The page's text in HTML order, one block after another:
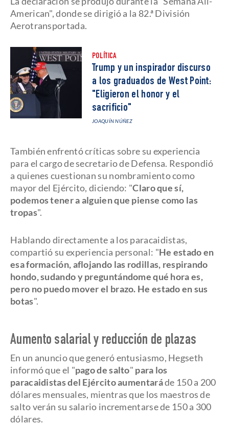
American", donde se dirigió a la 82.ª División
Aerotransportada.
POLÍTICA
Trump y un inspirador discurso
a los graduados de West Point:
"Eligieron el honor y el
sacrificio"
JOAQUÍN NÚÑEZ
También enfrentó críticas sobre su experiencia
para el cargo de secretario de Defensa. Respondió
a quienes cuestionan su nombramiento como
mayor del Ejército, diciendo: "Claro que sí,
podemos tener a alguien que piense como las
tropas".
Hablando directamente a los paracaidistas,
compartió su experiencia personal: "He estado en
esa formación, aflojando las rodillas, respirando
hondo, sudando y preguntándome qué hora es,
pero no puedo mover el brazo. He estado en sus
botas".
Aumento salarial y reducción de plazas
En un anuncio que generó entusiasmo, Hegseth
informó que el "pago de salto" para los
paracaidistas del Ejército aumentaráde 150 a 200
dólares mensuales, mientras que los maestros de
salto verán su salario incrementarse de 150 a 300
dólares.